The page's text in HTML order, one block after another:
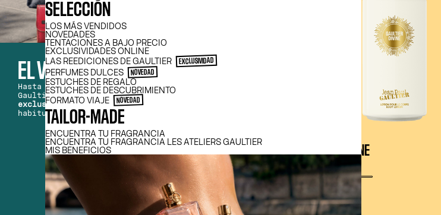
SELECCIÓN
LOS MÁS VENDIDOS
NOVEDADES
TENTACIONES A BAJO PRECIO
EXCLUSIVIDADES ONLINE
LAS REEDICIONES DE GAULTIER
EXCLUSIVIDAD
PERFUMES DULCES NOVEDAD
ESTUCHES DE REGALO
ESTUCHES DE DESCUBRIMIENTO
FORMATO VIAJE
NOVEDAD
TAILOR-MADE
ENCUENTRA TU FRAGRANCIA
ENCUENTRA TU FRAGRANCIA LES ATELIERS GAULTIER
MIS BENEFICIOS
EL VERANO SOBRE TU PIEL
Hasta el 9 de agosto, elige tu fragancia
Gaultier favorita y recibe3 regalos
exclusivos(además de tus 2 regalos
habituales) por compras a partir de 90 €.
GAULTIER DIVINE
LOCION CORPORAL
INTENSIDAD
200 ml